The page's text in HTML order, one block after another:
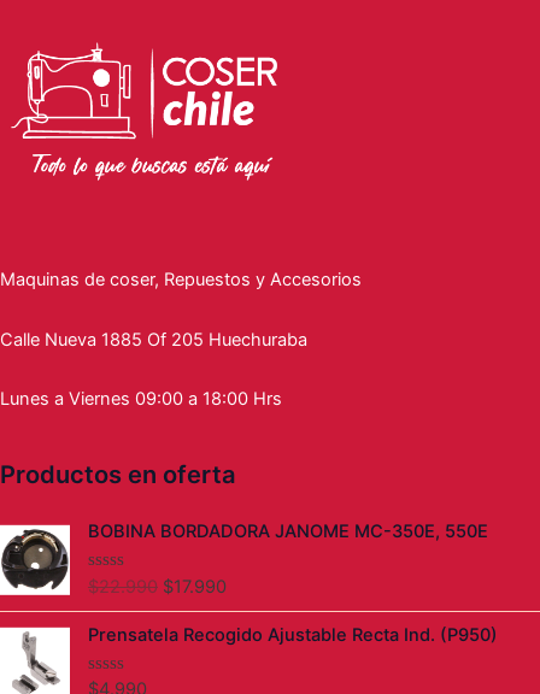
Maquinas de coser, Repuestos y Accesorios
Calle Nueva 1885 Of 205 Huechuraba
Lunes a Viernes 09:00 a 18:00 Hrs
Productos en oferta
BOBINA BORDADORA JANOME MC-350E, 550E
V
o
a
d
$22.990
El
era:
$17.990
El
es:
Prensatela Recogido Ajustable Recta Ind. (P950)
V
$4.990